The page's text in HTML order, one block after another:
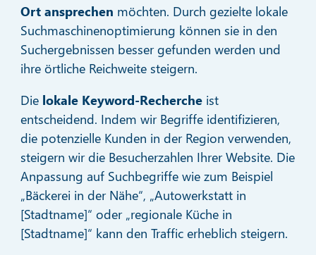
Ort ansprechen möchten. Durch gezielte lokale
Suchmaschinenoptimierung können sie in den
Suchergebnissen besser gefunden werden und
ihre örtliche Reichweite steigern.
Die lokale Keyword-Rechercheist
entscheidend. Indem wir Begriffe identifizieren,
die potenzielle Kunden in der Region verwenden,
steigern wir die Besucherzahlen Ihrer Website. Die
Anpassung auf Suchbegriffe wie zum Beispiel
„Bäckerei in der Nähe“, „Autowerkstatt in
[Stadtname]“ oder „regionale Küche in
[Stadtname]“ kann den Traffic erheblich steigern.